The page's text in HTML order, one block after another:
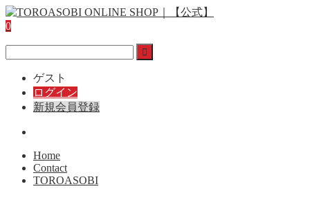
0
ゲスト
ログイン
新規会員登録
Home
Contact
TOROASOBI